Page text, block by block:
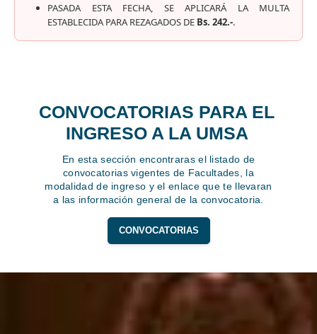
PASADA ESTA FECHA, SE APLICARÁ LA MULTA
ESTABLECIDA PARA REZAGADOS DE Bs. 242.-.
CONVOCATORIAS PARA EL
INGRESO A LA UMSA
En esta sección encontraras el listado de
convocatorias vigentes de Facultades, la
modalidad de ingreso y el enlace que te llevaran
a las información general de la convocatoria.
CONVOCATORIAS